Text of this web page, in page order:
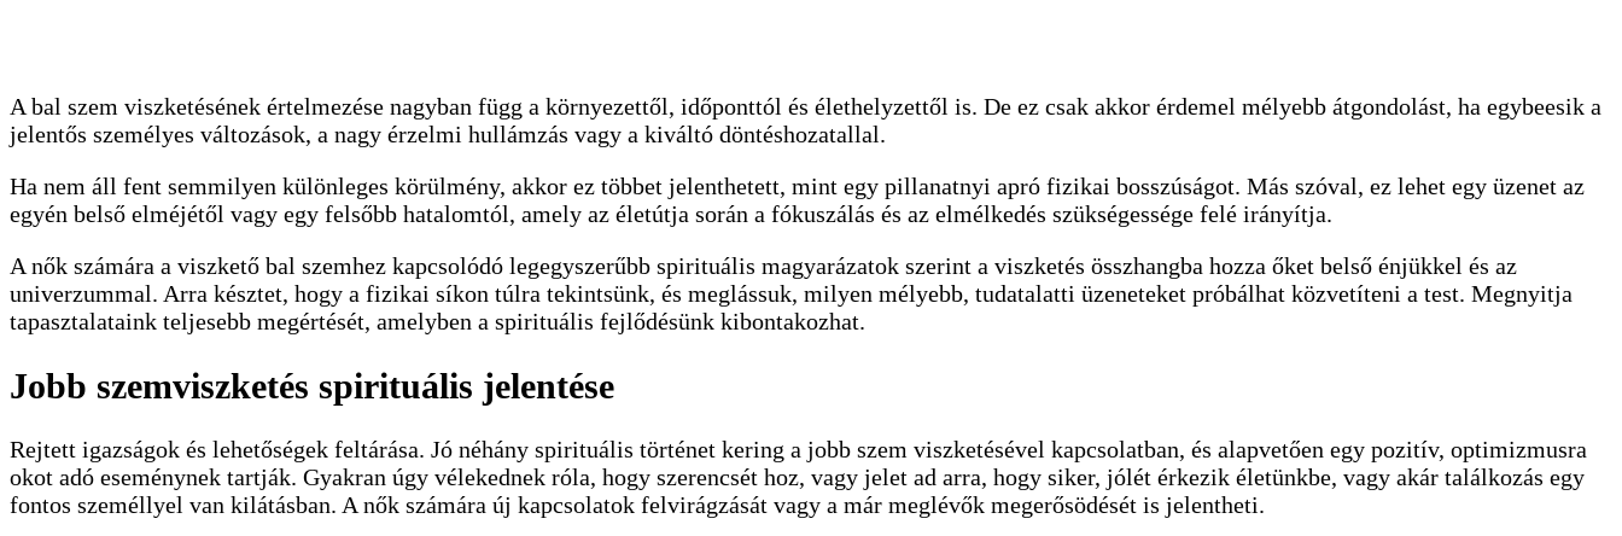
A bal szem viszketésének értelmezése nagyban függ a környezettől, időponttól és élethelyzettől is. De ez csak akkor érdemel mélyebb átgondolást, ha egybeesik a
jelentős személyes változások, a nagy érzelmi hullámzás vagy a kiváltó döntéshozatallal.
Ha nem áll fent semmilyen különleges körülmény, akkor ez többet jelenthetett, mint egy pillanatnyi apró fizikai bosszúságot. Más szóval, ez lehet egy üzenet az
egyén belső elméjétől vagy egy felsőbb hatalomtól, amely az életútja során a fókuszálás és az elmélkedés szükségessége felé irányítja.
A nők számára a viszkető bal szemhez kapcsolódó legegyszerűbb spirituális magyarázatok szerint a viszketés összhangba hozza őket belső énjükkel és az
univerzummal. Arra késztet, hogy a fizikai síkon túlra tekintsünk, és meglássuk, milyen mélyebb, tudatalatti üzeneteket próbálhat közvetíteni a test. Megnyitja
tapasztalataink teljesebb megértését, amelyben a spirituális fejlődésünk kibontakozhat.
Jobb szemviszketés spirituális jelentése
Rejtett igazságok és lehetőségek feltárása. Jó néhány spirituális történet kering a jobb szem viszketésével kapcsolatban, és alapvetően egy pozitív, optimizmusra
okot adó eseménynek tartják. Gyakran úgy vélekednek róla, hogy szerencsét hoz, vagy jelet ad arra, hogy siker, jólét érkezik életünkbe, vagy akár találkozás egy
fontos személlyel van kilátásban. A nők számára új kapcsolatok felvirágzását vagy a már meglévők megerősödését is jelentheti.